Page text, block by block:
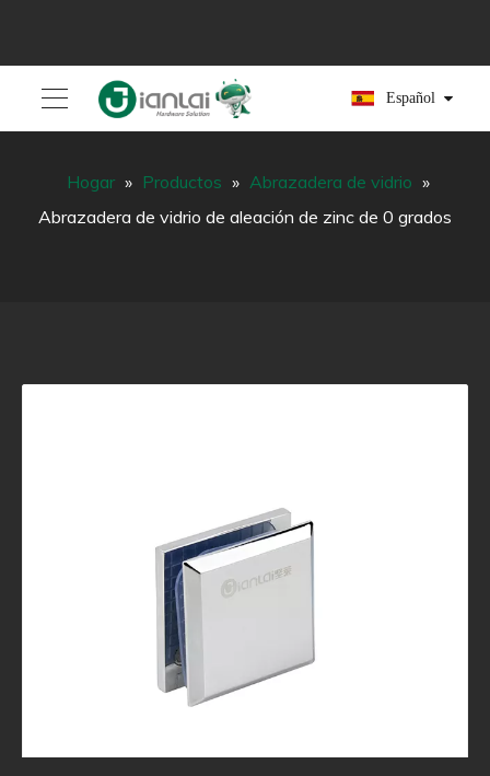
Español
Hogar » Productos » Abrazadera de vidrio »
Abrazadera de vidrio de aleación de zinc de 0 grados